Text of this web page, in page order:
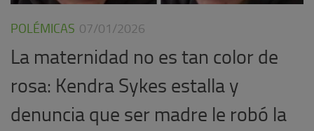
POLÉMICAS 07/01/2026
La maternidad no es tan color de
rosa: Kendra Sykes estalla y
denuncia que ser madre le robó la